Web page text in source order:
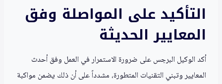
التأكيد على المواصلة وفق
المعايير الحديثة
أكد الوكيل البرجس على ضرورة الاستمرار في العمل وفق أحدث
المعايير وتبني التقنيات المتطورة، مشدداً على أن ذلك يضمن مواكبة